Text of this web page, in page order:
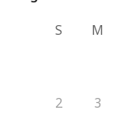
S
M
2 3